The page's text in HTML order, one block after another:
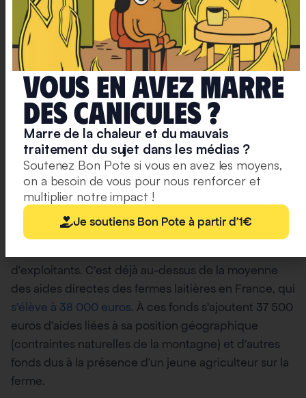
Duplomb a cumulé209 415 euros de subventions sur
l’exercice 2022/2023.
Capture d’écran : subventions versées au Gaec des Calards
en 2022/2023
Seules 1,1% des exploitations françaises avaient
touché davantage sur la période.
Dans le détail, Laurent Duplomb et ses associés ont
touché 56 000 euros au titre du premier pilier, à
d’exploitants. C’est déjà au-dessus de la moyenne
des aides directes des fermes laitières en France, qui
s’élève à 38 000 euros. À ces fonds s’ajoutent 37 500
euros d’aides liées à sa position géographique
(contraintes naturelles de la montagne) et d’autres
fonds dus à la présence d’un jeune agriculteur sur la
ferme.
Vous en avez marre
deS caniculeS ?
Marre de la chaleur et du mauvais
traitement du sujet dans les médias ?
Soutenez Bon Pote si vous en avez les moyens,
on a besoin de vous pour nous renforcer et
multiplier notre impact !
Je soutiens Bon Pote à partir d'1€